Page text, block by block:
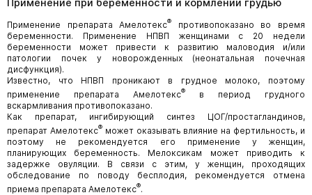
Применение препарата Амелотекс®
противопоказано во время
беременности. Применение НПВП женщинами с 20 недели
беременности может привести к развитию маловодия и/или
патологии почек у новорожденных (неонатальная почечная
дисфункция).
Известно, что НПВП проникают в грудное молоко, поэтому
применение препарата Амелотекс®
в период грудного
вскармливания противопоказано.
Как препарат, ингибирующий синтез ЦОГ/простагландинов,
препарат Амелотекс®может оказывать влияние на фертильность, и
поэтому не рекомендуется его применение у женщин,
планирующих беременность. Мелоксикам может приводить к
задержке овуляции. В связи с этим, у женщин, проходящих
обследование по поводу бесплодия, рекомендуется отмена
приема препарата Амелотекс®.